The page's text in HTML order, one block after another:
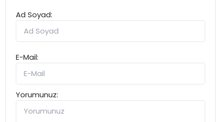
Ad Soyad:
E-Mail:
Yorumunuz: